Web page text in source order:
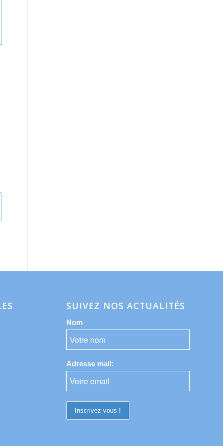
SUIVEZ NOS ACTUALITÉS
Nom
Adresse mail: